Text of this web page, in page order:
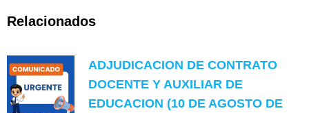
Relacionados
ADJUDICACION DE CONTRATO
DOCENTE Y AUXILIAR DE
EDUCACION (10 DE AGOSTO DE